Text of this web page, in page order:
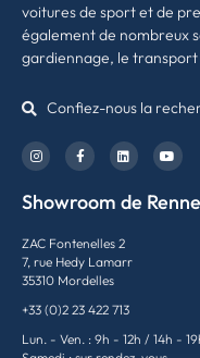
voitures de sport et de
également de nombreux
gardiennage, le
Confiez-nous la
Showroom de
ZAC Fontenelles 2
7, rue Hedy Lamarr
35310 Mordelles
+33 (0)2 23 422 713
Lun. - Ven. : 9h - 12h / 14h -